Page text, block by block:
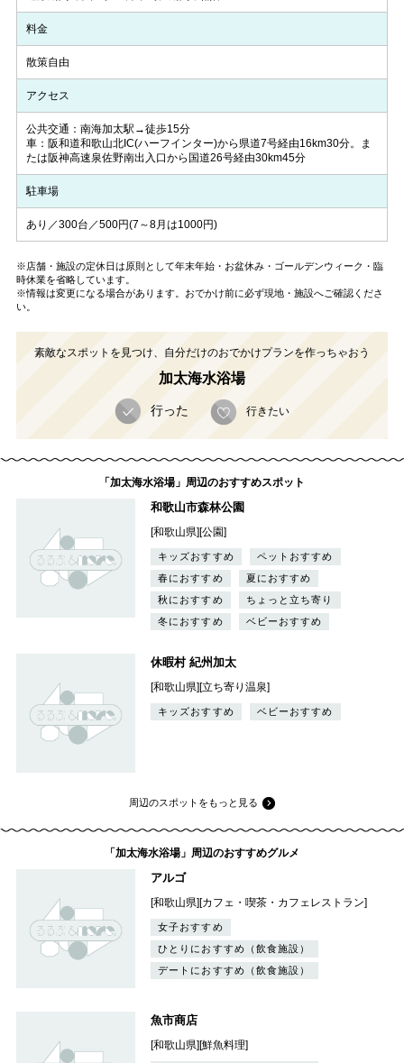
料金
散策自由
アクセス
公共交通：南海加太駅→徒歩15分
車：阪和道和歌山北IC(ハーフインター)から県道7号経由16km30分。ま
たは阪神高速泉佐野南出入口から国道26号経由30km45分
駐車場
あり／300台／500円(7～8月は1000円)
※店舗・施設の定休日は原則として年末年始・お盆休み・ゴールデンウィーク・臨
時休業を省略しています。
※情報は変更になる場合があります。おでかけ前に必ず現地・施設へご確認くださ
い。
素敵なスポットを見つけ、自分だけのおでかけプランを作っちゃおう
加太海水浴場
行った 行きたい
「加太海水浴場」周辺のおすすめスポット
和歌山市森林公園
[和歌山県][公園]
キッズおすすめ
ペットおすすめ
春におすすめ
夏におすすめ
秋におすすめ
ちょっと立ち寄り
冬におすすめ
ベビーおすすめ
休暇村 紀州加太
[和歌山県][立ち寄り温泉]
キッズおすすめ ベビーおすすめ
周辺のスポットをもっと見る
「加太海水浴場」周辺のおすすめグルメ
アルゴ
[和歌山県][カフェ・喫茶・カフェレストラン]
女子おすすめ
ひとりにおすすめ（飲食施設）
デートにおすすめ（飲食施設）
魚市商店
[和歌山県][鮮魚料理]